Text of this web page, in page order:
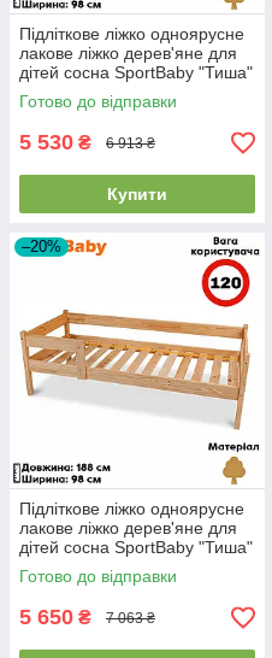
Підліткове ліжко одноярусне
лакове ліжко дерев'яне для
дітей сосна SportBaby "Тиша"
(90x170см)
Готово до відправки
5 530 ₴ 6 913 ₴
Купити
–20%
Підліткове ліжко одноярусне
лакове ліжко дерев'яне для
дітей сосна SportBaby "Тиша"
(90x180см)
Готово до відправки
5 650 ₴ 7 063 ₴